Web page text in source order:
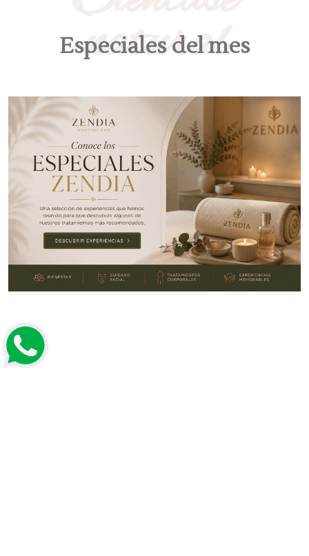
natural
Especiales del mes